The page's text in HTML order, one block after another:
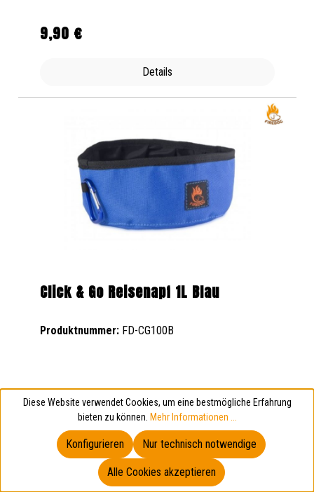
Regulärer Preis:
9,90 €
Details
Click & Go Reisenapf 1L Blau
Produktnummer: FD-CG100B
Regulärer Preis:
5,99 €
Diese Website verwendet Cookies, um eine bestmögliche Erfahrung
bieten zu können. Mehr Informationen ...
Nur technisch notwendige
Konfigurieren
Alle Cookies akzeptieren